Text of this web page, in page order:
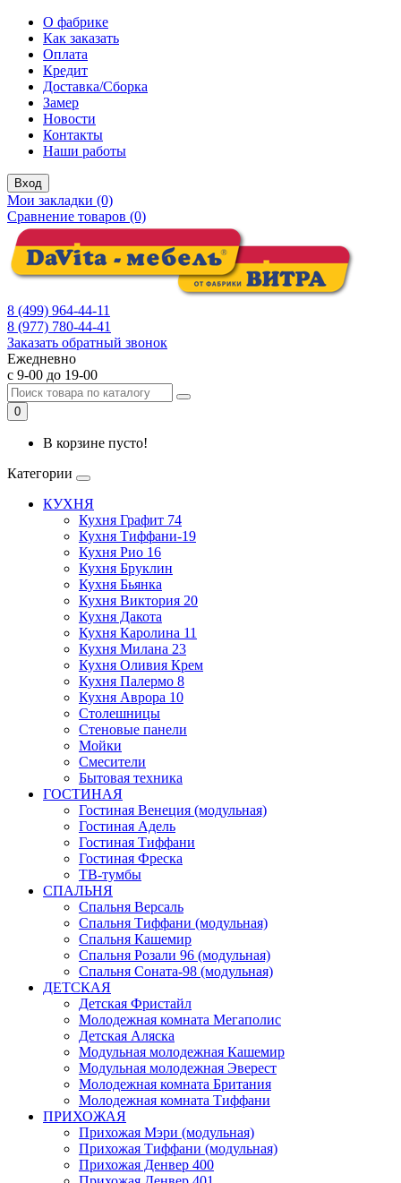
О фабрике
Как заказать
Оплата
Кредит
Доставка/Сборка
Замер
Новости
Контакты
Наши работы
Вход
Мои закладки (0)
Сравнение товаров (0)
8 (499) 964-44-11
8 (977) 780-44-41
Заказать обратный звонок
Ежедневно
с 9-00 до 19-00
0
В корзине пусто!
Категории
КУХНЯ
Кухня Графит 74
Кухня Тиффани-19
Кухня Рио 16
Кухня Бруклин
Кухня Бьянка
Кухня Виктория 20
Кухня Дакота
Кухня Каролина 11
Кухня Милана 23
Кухня Оливия Крем
Кухня Палермо 8
Кухня Аврора 10
Столешницы
Стеновые панели
Мойки
Смесители
Бытовая техника
ГОСТИНАЯ
Гостиная Венеция (модульная)
Гостиная Адель
Гостиная Тиффани
Гостиная Фреска
ТВ-тумбы
СПАЛЬНЯ
Спальня Версаль
Спальня Тиффани (модульная)
Спальня Кашемир
Спальня Розали 96 (модульная)
Спальня Соната-98 (модульная)
ДЕТСКАЯ
Детская Фристайл
Молодежная комната Мегаполис
Детская Аляска
Модульная молодежная Кашемир
Модульная молодежная Эверест
Молодежная комната Британия
Молодежная комната Тиффани
ПРИХОЖАЯ
Прихожая Мэри (модульная)
Прихожая Тиффани (модульная)
Прихожая Денвер 400